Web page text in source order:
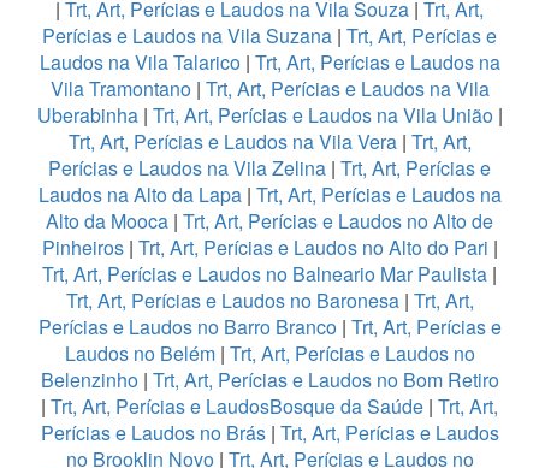
| Trt, Art, Perícias e Laudos na Vila Souza | Trt, Art,
Perícias e Laudos na Vila Suzana | Trt, Art, Perícias e
Laudos na Vila Talarico| Trt, Art, Perícias e Laudos na
Vila Tramontano| Trt, Art, Perícias e Laudos na Vila
Uberabinha| Trt, Art, Perícias e Laudos na Vila União|
Trt, Art, Perícias e Laudos na Vila Vera| Trt, Art,
Perícias e Laudos na Vila Zelina | Trt, Art, Perícias e
Laudos na Alto da Lapa| Trt, Art, Perícias e Laudos na
Alto da Mooca | Trt, Art, Perícias e Laudos no Alto de
Pinheiros| Trt, Art, Perícias e Laudos no Alto do Pari |
Trt, Art, Perícias e Laudos no Balneario Mar Paulista |
Trt, Art, Perícias e Laudos no Baronesa| Trt, Art,
Perícias e Laudos no Barro Branco| Trt, Art, Perícias e
Laudos no Belém| Trt, Art, Perícias e Laudos no
Belenzinho| Trt, Art, Perícias e Laudos no Bom Retiro
| Trt, Art, Perícias e LaudosBosque da Saúde | Trt, Art,
Perícias e Laudos no Brás| Trt, Art, Perícias e Laudos
no Brooklin Novo| Trt, Art, Perícias e Laudos no